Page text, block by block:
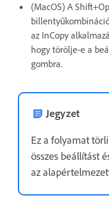
(MacOS) A
az InCopy
hogy törölje-e a
gombra.
Jegyzet
Ez a folyamat
összes beállítást
az